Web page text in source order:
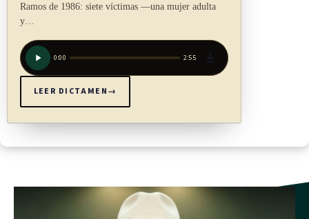
Ramos de 1986: siete víctimas —una mujer adulta
y…
0:00 2:55
LEER DICTAMEN→